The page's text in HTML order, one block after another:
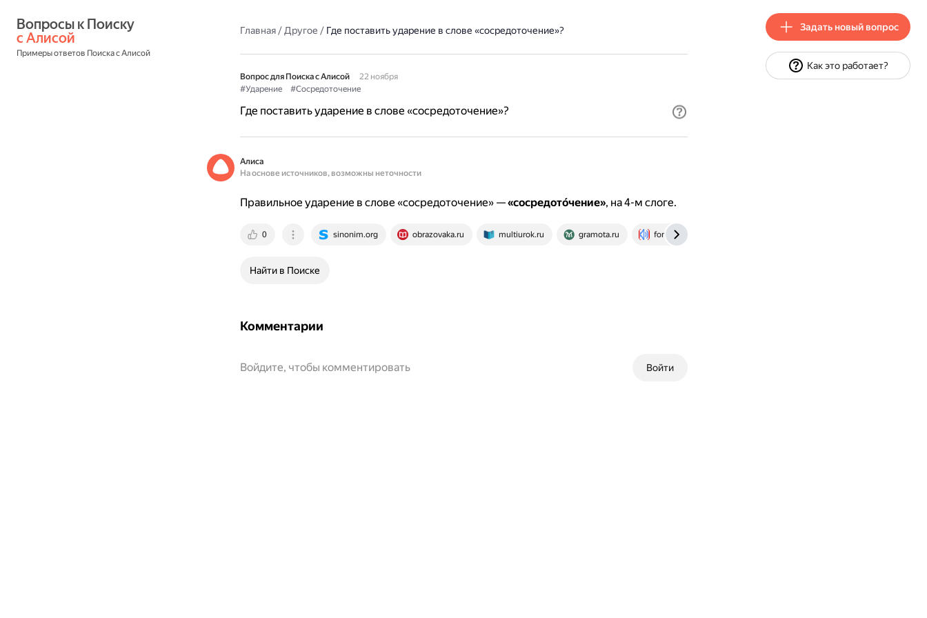
с Алисой
Примеры ответов Поиска с Алисой
Главная/Другое / Где поставить ударение в слове «сосредоточение»?
Вопрос для Поиска с Алисой
22 ноября
#Ударение
#Сосредоточение
Где поставить ударение в слове «сосредоточение»?
Алиса
На основе источников, возможны неточности
Правильное ударение в слове «сосредоточение» —«сосредото́чение», на 4-м слоге.
0 sinonim.org obrazovaka.ru multiurok.ru gramota.ru fonetika.su
Найти в Поиске
Комментарии
Войти
Войдите, чтобы комментировать
Задать новый вопрос
Как это работает?